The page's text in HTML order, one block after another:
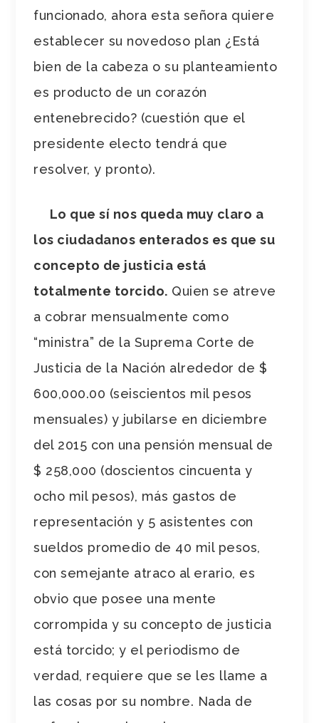
funcionado, ahora esta señora quiere
establecer su novedoso plan ¿Está
bien de la cabeza o su planteamiento
es producto de un corazón
entenebrecido? (cuestión que el
presidente electo tendrá que
resolver, y pronto).
Lo que sí nos queda muy claro a
los ciudadanos enterados es que su
concepto de justicia está
totalmente torcido. Quien se atreve
a cobrar mensualmente como
“ministra” de la Suprema Corte de
Justicia de la Nación alrededor de $
600,000.00 (seiscientos mil pesos
mensuales) y jubilarse en diciembre
del 2015 con una pensión mensual de
$ 258,000 (doscientos cincuenta y
ocho mil pesos), más gastos de
representación y 5 asistentes con
sueldos promedio de 40 mil pesos,
con semejante atraco al erario, es
obvio que posee una mente
corrompida y su concepto de justicia
está torcido; y el periodismo de
verdad, requiere que se les llame a
las cosas por su nombre. Nada de